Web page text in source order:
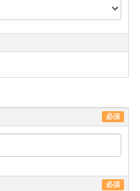
必須
必須